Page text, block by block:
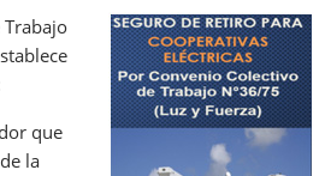
Trabajo
que
la